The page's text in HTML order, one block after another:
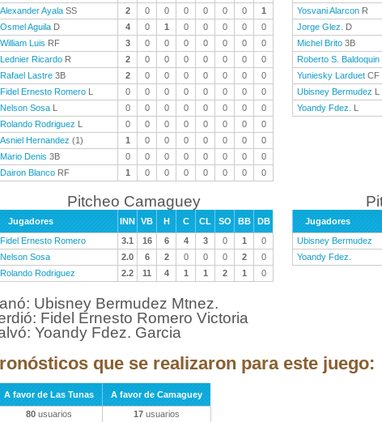
Alexander Ayala SS 2 0 0 0 0 0 0
1
Osmel Aguila D 4 0 1 0 0 0 0
0
William Luis RF 3 0 0 0 0 0 0
0
Lednier Ricardo R 2 0 0 0 0 0 0
0
Rafael Lastre 3B 2 0 0 0 0 0 0
0
Fidel Ernesto Romero L 0 0 0 0 0 0 0
0
Nelson Sosa L 0 0 0 0 0 0 0
0
Rolando Rodriguez L 0 0 0 0 0 0 0
0
Asniel Hernandez (1) 1 0 0 0 0 0 0
0
Mario Denis 3B 0 0 0 0 0 0 0
0
Dairon Blanco RF 1 0 0 0 0 0 0 0
Yosvani Alarcon R
Jorge Glez.
D
Michel Brito 3B
Roberto S. Baldoquin
Yuniesky Larduet CF
Ubisney Bermudez L
Yoandy Fdez.
L
Pitcheo Camaguey
Jugadores INN VB H C CL SO BB
DB
Fidel Ernesto Romero
3.1 16 6 4 3 0 1
0
Nelson Sosa
2.0 6 2 0 0 0 2
0
Rolando Rodriguez
2.2 11 4 1 1 2 1 0
Jugadores
Ubisney Bermudez
Yoandy Fdez.
Ubisney Bermudez Mtnez.
Fidel Ernesto Romero Victoria
Yoandy Fdez. Garcia
que se realizaron para este juego:
A favor de Las Tunas
A favor de Camaguey
80 usuarios 17 usuarios